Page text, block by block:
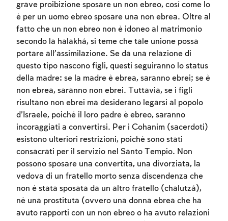
grave proibizione sposare un non ebreo, così come lo
è per un uomo ebreo sposare una non ebrea. Oltre al
fatto che un non ebreo non è idoneo al matrimonio
secondo la halakhà, si teme che tale unione possa
portare all’assimilazione. Se da una relazione di
questo tipo nascono figli, questi seguiranno lo status
della madre: se la madre è ebrea, saranno ebrei; se è
non ebrea, saranno non ebrei. Tuttavia, se i figli
risultano non ebrei ma desiderano legarsi al popolo
d’Israele, poiché il loro padre è ebreo, saranno
incoraggiati a convertirsi. Per i Cohanim (sacerdoti)
esistono ulteriori restrizioni, poiché sono stati
consacrati per il servizio nel Santo Tempio. Non
possono sposare una convertita, una divorziata, la
vedova di un fratello morto senza discendenza che
non è stata sposata da un altro fratello (chalutzà),
né una prostituta (ovvero una donna ebrea che ha
avuto rapporti con un non ebreo o ha avuto relazioni
Account required
To mark concepts as learned, you'll need
to create an account or log in.
Sign up